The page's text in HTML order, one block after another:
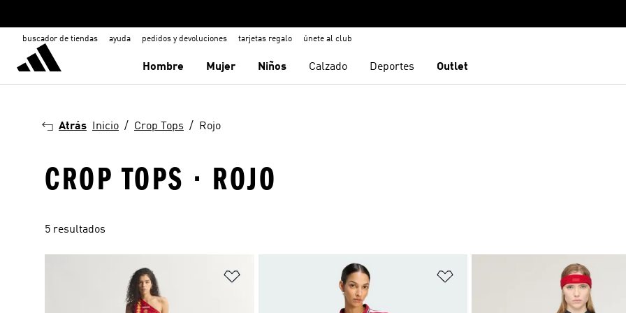
buscador de tiendas ayuda pedidos y devoluciones tarjetas regalo únete al club
Hombre Mujer Niños Calzado Deportes Outlet
Atrás Inicio Crop Tops Rojo
CROP TOPS · ROJO
5 resultados
Añadir a la lista de deseos Añadir a la lista de deseos